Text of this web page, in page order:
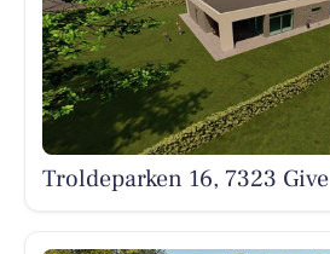
Troldeparken 16, 7323 Give